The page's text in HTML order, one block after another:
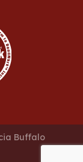
Buffalo